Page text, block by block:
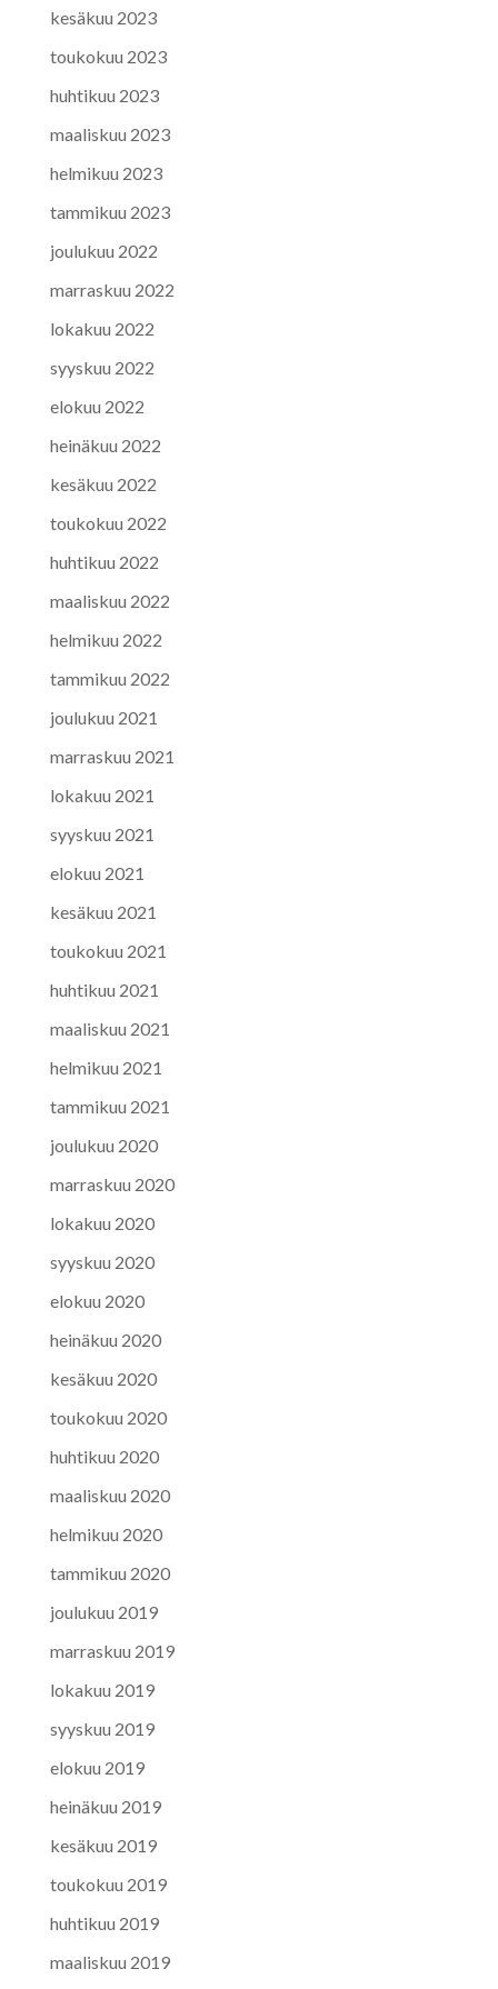
kesäkuu 2023
toukokuu 2023
huhtikuu 2023
maaliskuu 2023
helmikuu 2023
tammikuu 2023
joulukuu 2022
marraskuu 2022
lokakuu 2022
syyskuu 2022
elokuu 2022
heinäkuu 2022
kesäkuu 2022
toukokuu 2022
huhtikuu 2022
maaliskuu 2022
helmikuu 2022
tammikuu 2022
joulukuu 2021
marraskuu 2021
lokakuu 2021
syyskuu 2021
elokuu 2021
kesäkuu 2021
toukokuu 2021
huhtikuu 2021
maaliskuu 2021
helmikuu 2021
tammikuu 2021
joulukuu 2020
marraskuu 2020
lokakuu 2020
syyskuu 2020
elokuu 2020
heinäkuu 2020
kesäkuu 2020
toukokuu 2020
huhtikuu 2020
maaliskuu 2020
helmikuu 2020
tammikuu 2020
joulukuu 2019
marraskuu 2019
lokakuu 2019
syyskuu 2019
elokuu 2019
heinäkuu 2019
kesäkuu 2019
toukokuu 2019
huhtikuu 2019
maaliskuu 2019